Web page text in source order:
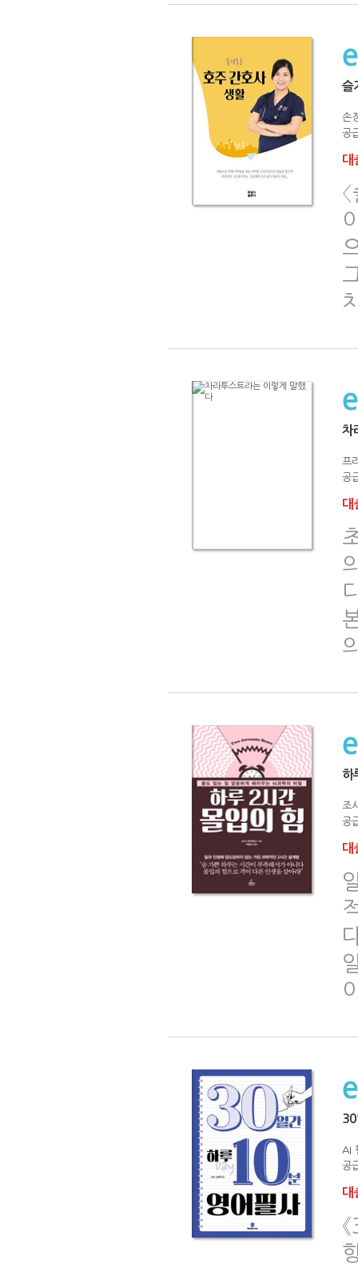
슬
손
공
대
차
프
공
대
하
조
공
대
30
AI
공
대